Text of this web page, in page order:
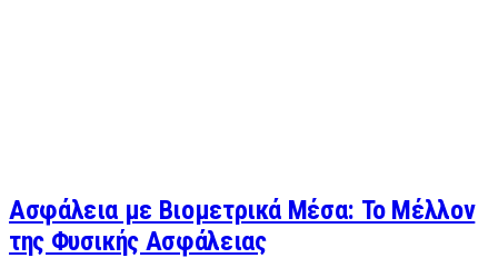
Ασφάλεια με Βιομετρικά Μέσα: Το Μέλλον
της Φυσικής Ασφάλειας